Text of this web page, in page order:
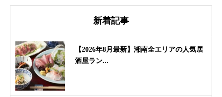
新着記事
【2026年8月最新】湘南全エリアの人気居
酒屋ラン...